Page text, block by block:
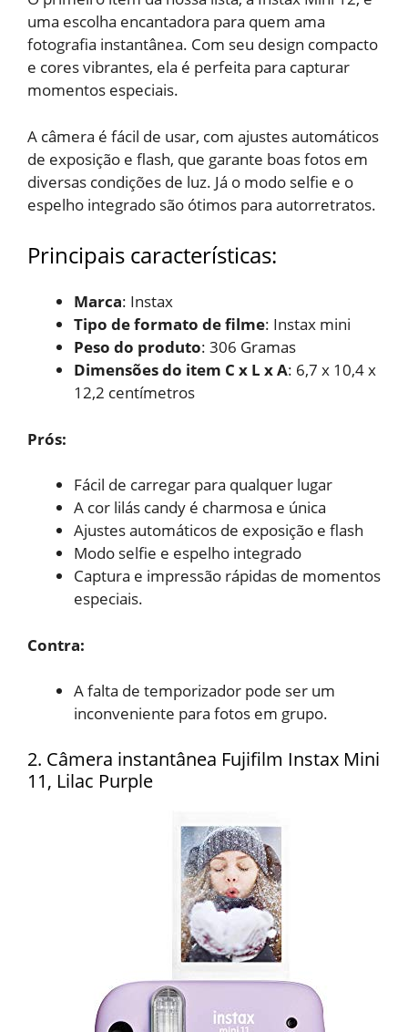
uma escolha encantadora para quem ama
fotografia instantânea. Com seu design compacto
e cores vibrantes, ela é perfeita para capturar
momentos especiais.
A câmera é fácil de usar, com ajustes automáticos
de exposição e flash, que garante boas fotos em
diversas condições de luz. Já o modo selfie e o
espelho integrado são ótimos para autorretratos.
Principais características:
Marca: Instax
Tipo de formato de filme: Instax mini
Peso do produto: 306 Gramas
Dimensões do item C x L x A: 6,7 x 10,4 x
12,2 centímetros
Prós:
Fácil de carregar para qualquer lugar
A cor lilás candy é charmosa e única
Ajustes automáticos de exposição e flash
Modo selfie e espelho integrado
Captura e impressão rápidas de momentos
especiais.
Contra:
A falta de temporizador pode ser um
inconveniente para fotos em grupo.
2. Câmera instantânea Fujifilm Instax Mini
11, Lilac Purple